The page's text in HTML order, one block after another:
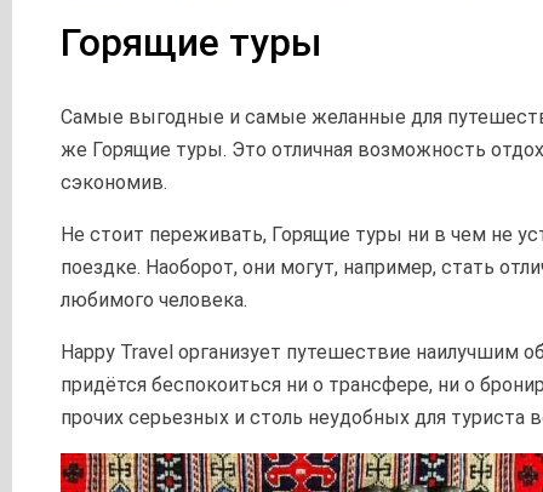
Горящие туры
Самые выгодные и самые желанные для
же Горящие туры. Это отличная возможность
сэкономив.
Не стоит переживать, Горящие туры ни в чем не
поездке. Наоборот, они могут, например, стать
любимого человека.
Happy Travel организует путешествие наилучшим
придётся беспокоиться ни о трансфере, ни о
прочих серьезных и столь неудобных для туриста